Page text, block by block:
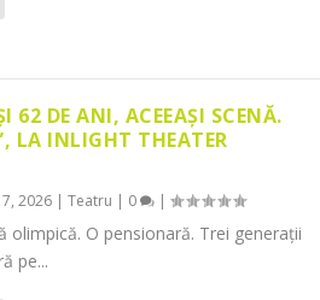
62 DE ANI, ACEEAȘI SCENĂ.
LA INLIGHT THEATER
2026| Teatru | 0 |
olimpică. O pensionară. Trei generații
pe...